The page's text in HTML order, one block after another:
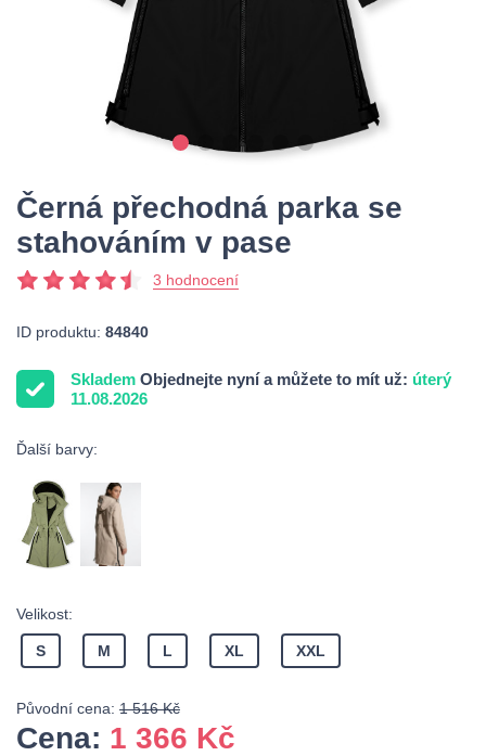
Černá přechodná parka se
stahováním v pase
3 hodnocení
ID produktu: 84840
Skladem Objednejte nyní a můžete to mít už: úterý
11.08.2026
Ďalší barvy:
Velikost:
S M L XL XXL
Původní cena: 1 516 Kč
Cena: 1 366 Kč